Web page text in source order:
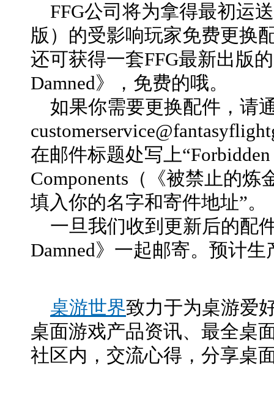
FFG公司将为拿得最初运
版）的受影响玩家免费更换
还可获得一套FFG最新出版
Damned》，免费的哦。
如果你需要更换配件，请
在邮件标题处写上“Forbidden
Components（《被禁止的
填入你的名字和寄件地址”。
一旦我们收到更新后的配
Damned》一起邮寄。预计
桌游世界致力于为桌游爱
桌面游戏产品资讯、最全桌
社区内，交流心得，分享桌